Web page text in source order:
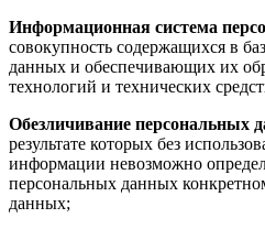
Информационная система
совокупность содержащихся в
данных и обеспечивающих их
технологий и технических
Обезличивание персональных
результате которых без
информации невозможно
персональных данных
данных;